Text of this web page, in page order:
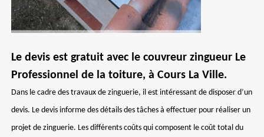
Le devis est gratuit avec le couvreur zingueur Le
Professionnel de la toiture, à Cours La Ville.
Dans le cadre des travaux de zinguerie, il est intéressant de disposer d’un
devis. Le devis informe des détails des tâches à effectuer pour réaliser un
projet de zinguerie. Les différents coûts qui composent le coût total du